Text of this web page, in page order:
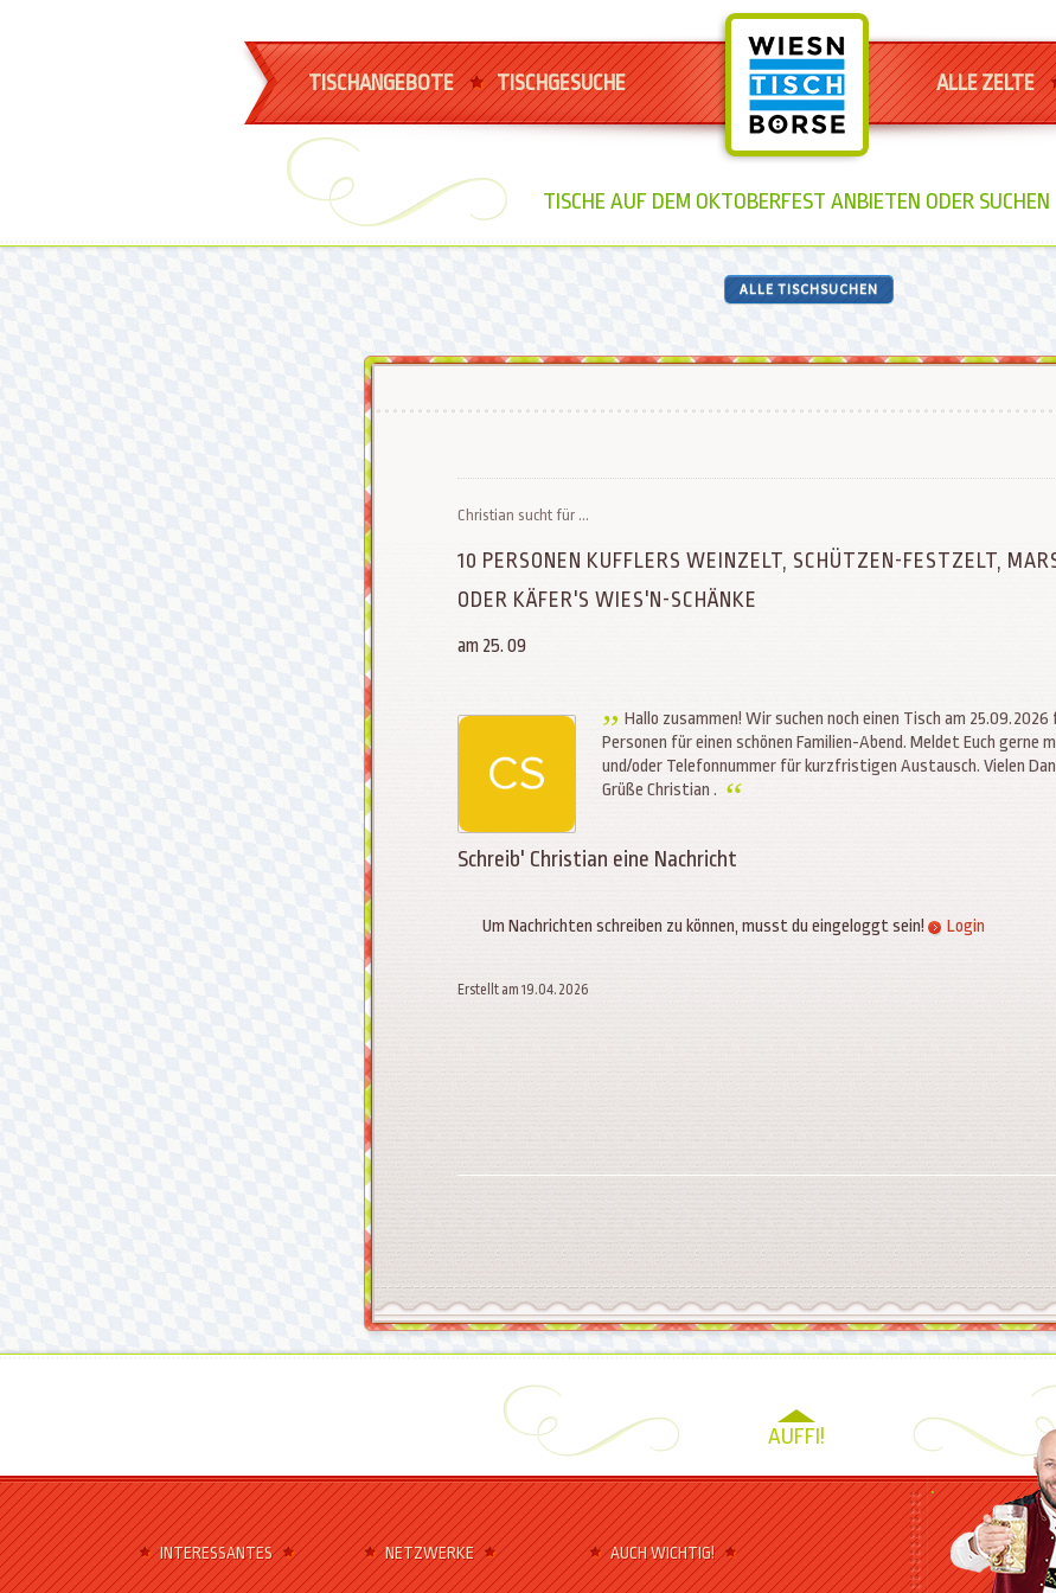
TISCHANGEBOTE TISCHGESUCHE ALLE ZELTE
TISCHE AUF DEM OKTOBERFEST ANBIETEN ODER SUCHEN
ALLE TISCHSUCHEN
Christian sucht für ...
10 PERSONEN KUFFLERS WEINZELT, SCHÜTZEN-FESTZELT,
ODER KÄFER'S WIES'N-SCHÄNKE
am 25. 09
Hallo zusammen! Wir suchen noch einen Tisch am 25.09.2026
Personen für einen schönen Familien-Abend. Meldet Euch gerne
und/oder Telefonnummer für kurzfristigen Austausch. Vielen
Grüße Christian .
Schreib' Christian eine Nachricht
Um Nachrichten schreiben zu können, musst du eingeloggt sein! Login
Erstellt am 19.04.2026
AUFFI!
INTERESSANTES NETZWERKE AUCH WICHTIG!